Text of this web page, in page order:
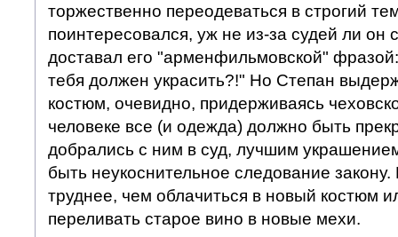
торжественно переодеваться в строгий
поинтересовался, уж не из-за судей ли он
доставал его "арменфильмовской"
тебя должен украсить?!" Но Степан
костюм, очевидно, придерживаясь
человеке все (и одежда) должно быть
добрались с ним в суд, лучшим
быть неукоснительное следование закону.
труднее, чем облачиться в новый костюм
переливать старое вино в новые мехи.